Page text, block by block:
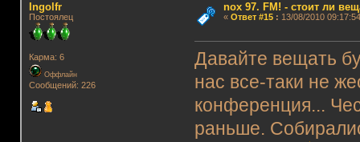
Ingolfr
Постоялец
Карма: 6
Оффлайн
Сообщений: 226
nox 97. FM! - стоит ли
« Ответ #15: 13/08/2010
Давайте вещать
нас все-таки не
конференция...
раньше.